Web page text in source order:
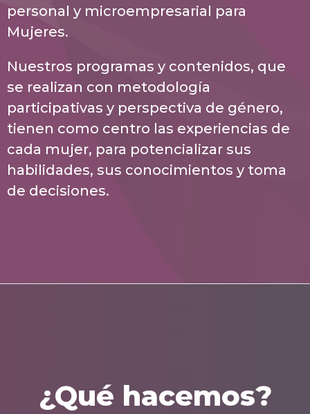
personal y microempresarial para
Mujeres.
Nuestros programas y contenidos, que
se realizan con metodología
participativas y perspectiva de género,
tienen como centro las experiencias de
cada mujer, para potencializar sus
habilidades, sus conocimientos y toma
de decisiones.
¿Qué hacemos?